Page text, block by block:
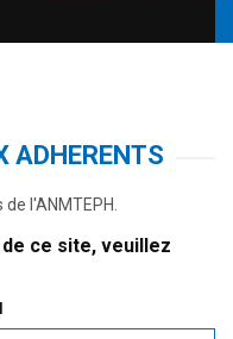
ADHERENTS
l'ANMTEPH.
ce site, veuillez